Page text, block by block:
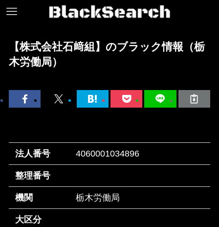
【株式会社石﨑組】のブラック情報（栃
木労働局）
法人番号 4060001034896
整理番号
機関 栃木労働局
大区分